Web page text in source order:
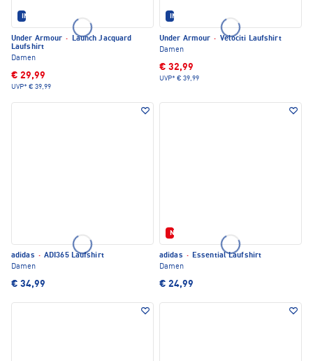
IM SET ERHÄLTLICH
Under Armour ·
Launch Jacquard
Laufshirt
Damen
€ 29,99
UVP* € 39,99
IM SET ERHÄLTLICH
Under Armour · Velociti Laufshirt
Damen
€ 32,99
UVP* € 39,99
adidas · ADI365 Laufshirt
Damen
€ 34,99
Neu
adidas · Essential Laufshirt
Damen
€ 24,99